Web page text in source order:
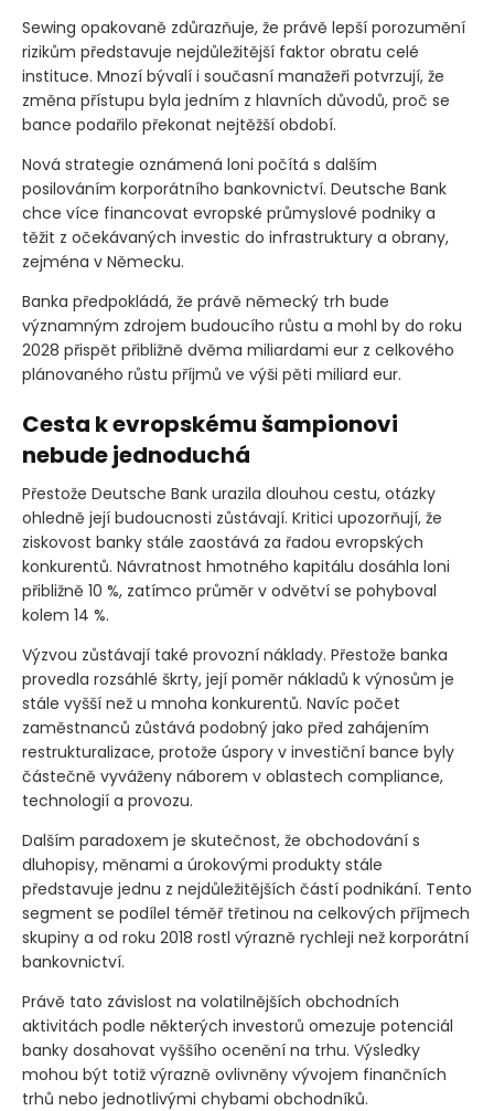
Sewing opakovaně zdůrazňuje, že právě lepší porozumění
rizikům představuje nejdůležitější faktor obratu celé
instituce. Mnozí bývalí i současní manažeři potvrzují, že
změna přístupu byla jedním z hlavních důvodů, proč se
bance podařilo překonat nejtěžší období.
Nová strategie oznámená loni počítá s dalším
posilováním korporátního bankovnictví. Deutsche Bank
chce více financovat evropské průmyslové podniky a
těžit z očekávaných investic do infrastruktury a obrany,
zejména v Německu.
Banka předpokládá, že právě německý trh bude
významným zdrojem budoucího růstu a mohl by do roku
2028 přispět přibližně dvěma miliardami eur z celkového
plánovaného růstu příjmů ve výši pěti miliard eur.
Cesta k evropskému šampionovi
nebude jednoduchá
Přestože Deutsche Bank urazila dlouhou cestu, otázky
ohledně její budoucnosti zůstávají. Kritici upozorňují, že
ziskovost banky stále zaostává za řadou evropských
konkurentů. Návratnost hmotného kapitálu dosáhla loni
přibližně 10 %, zatímco průměr v odvětví se pohyboval
kolem 14 %.
Výzvou zůstávají také provozní náklady. Přestože banka
provedla rozsáhlé škrty, její poměr nákladů k výnosům je
stále vyšší než u mnoha konkurentů. Navíc počet
zaměstnanců zůstává podobný jako před zahájením
restrukturalizace, protože úspory v investiční bance byly
částečně vyváženy náborem v oblastech compliance,
technologií a provozu.
Dalším paradoxem je skutečnost, že obchodování s
dluhopisy, měnami a úrokovými produkty stále
představuje jednu z nejdůležitějších částí podnikání. Tento
segment se podílel téměř třetinou na celkových příjmech
skupiny a od roku 2018 rostl výrazně rychleji než korporátní
bankovnictví.
Právě tato závislost na volatilnějších obchodních
aktivitách podle některých investorů omezuje potenciál
banky dosahovat vyššího ocenění na trhu. Výsledky
mohou být totiž výrazně ovlivněny vývojem finančních
trhů nebo jednotlivými chybami obchodníků.